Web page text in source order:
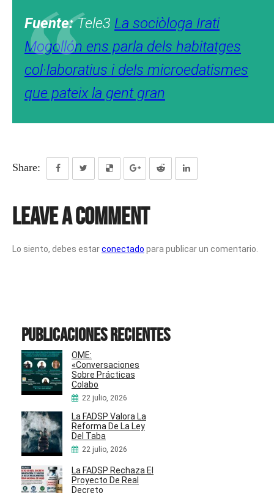
Fuente:Tele3 La sociòloga Irati
Mogollón ens parla dels habitatges
col·laboratius i dels microedatismes
que pateix la gent gran
Share:
Leave a Comment
Lo siento, debes estarconectado para publicar un comentario.
Publicaciones recientes
OME:
«Conversaciones
Sobre Prácticas
Colabo
22 julio, 2026
La FADSP Valora La
Reforma De La Ley
Del Taba
22 julio, 2026
La FADSP Rechaza El
Proyecto De Real
Decreto